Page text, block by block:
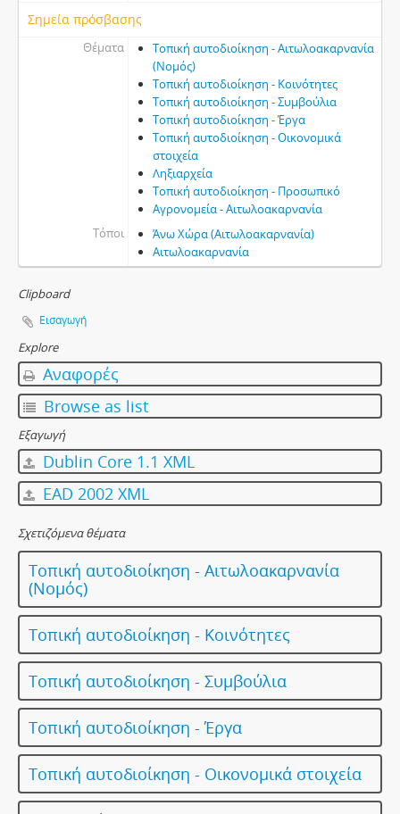
Σημεία πρόσβασης
Θέματα
Τοπική αυτοδιοίκηση - Αιτωλοακαρνανία
(Νομός)
Τοπική αυτοδιοίκηση - Κοινότητες
Τοπική αυτοδιοίκηση - Συμβούλια
Τοπική αυτοδιοίκηση - Έργα
Τοπική αυτοδιοίκηση - Οικονομικά
στοιχεία
Ληξιαρχεία
Τοπική αυτοδιοίκηση - Προσωπικό
Αγρονομεία - Αιτωλοακαρνανία
Τόποι
Άνω Χώρα (Αιτωλοακαρνανία)
Αιτωλοακαρνανία
Clipboard
Εισαγωγή
Explore
Αναφορές
Browse as list
Εξαγωγή
Dublin Core 1.1 XML
EAD 2002 XML
Σχετιζόμενα θέματα
Τοπική αυτοδιοίκηση - Αιτωλοακαρνανία
(Νομός)
Τοπική αυτοδιοίκηση - Κοινότητες
Τοπική αυτοδιοίκηση - Συμβούλια
Τοπική αυτοδιοίκηση - Έργα
Τοπική αυτοδιοίκηση - Οικονομικά στοιχεία